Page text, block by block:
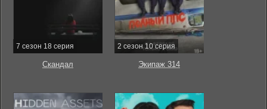
7 сезон 18 серия
Скандал
2 сезон 10 серия
Экипаж 314